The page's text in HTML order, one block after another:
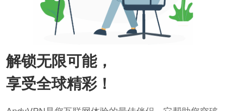
解锁无限可能，
享受全球精彩！